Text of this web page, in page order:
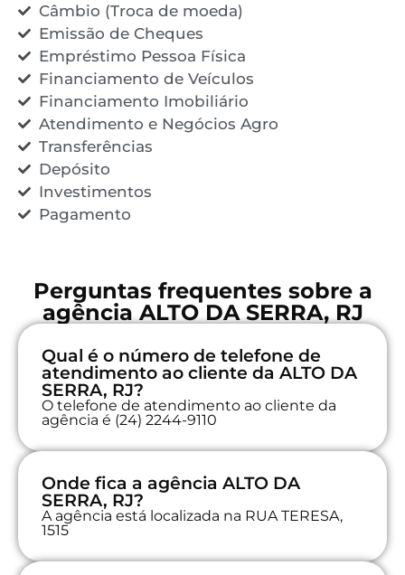
Câmbio (Troca de moeda)
Emissão de Cheques
Empréstimo Pessoa Física
Financiamento de Veículos
Financiamento Imobiliário
Atendimento e Negócios Agro
Transferências
Depósito
Investimentos
Pagamento
Perguntas frequentes sobre a
agência ALTO DA SERRA, RJ
Qual é o número de telefone de
atendimento ao cliente da ALTO DA
SERRA, RJ?
O telefone de atendimento ao cliente da
agência é (24) 2244-9110
Onde fica a agência ALTO DA
SERRA, RJ?
A agência está localizada na RUA TERESA,
1515